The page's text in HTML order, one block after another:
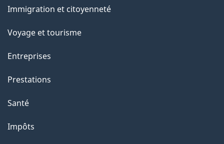
sujets
Immigration et citoyenneté
Voyage et tourisme
Entreprises
Prestations
Santé
Impôts